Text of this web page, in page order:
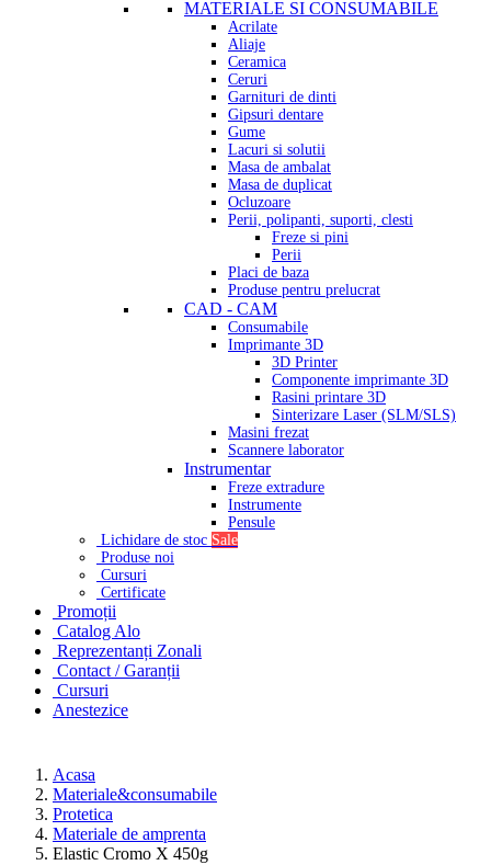
MATERIALE SI CONSUMABILE
Acrilate
Aliaje
Ceramica
Ceruri
Garnituri de dinti
Gipsuri dentare
Gume
Lacuri si solutii
Masa de ambalat
Masa de duplicat
Ocluzoare
Perii, polipanti, suporti, clesti
Freze si pini
Perii
Placi de baza
Produse pentru prelucrat
CAD - CAM
Consumabile
Imprimante 3D
3D Printer
Componente imprimante 3D
Rasini printare 3D
Sinterizare Laser (SLM/SLS)
Masini frezat
Scannere laborator
Instrumentar
Freze extradure
Instrumente
Pensule
Lichidare de stoc Sale
Produse noi
Cursuri
Certificate
Promoții
Catalog Alo
Reprezentanți Zonali
Contact / Garanții
Cursuri
Anestezice
Acasa
Materiale&consumabile
Protetica
Materiale de amprenta
Elastic Cromo X 450g